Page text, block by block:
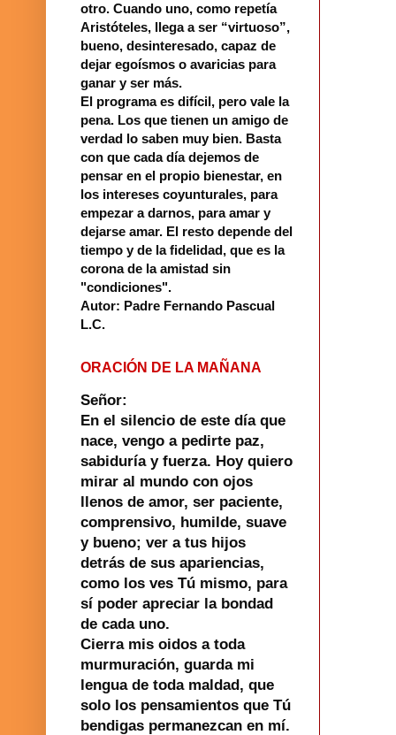
otro. Cuando uno, como repetía
Aristóteles, llega a ser “virtuoso”,
bueno, desinteresado, capaz de
dejar egoísmos o avaricias para
ganar y ser más.
El programa es difícil, pero vale la
pena. Los que tienen un amigo de
verdad lo saben muy bien. Basta
con que cada día dejemos de
pensar en el propio bienestar, en
los intereses coyunturales, para
empezar a darnos, para amar y
dejarse amar. El resto depende del
tiempo y de la fidelidad, que es la
corona de la amistad sin
"condiciones".
Autor: Padre Fernando Pascual
L.C.
ORACIÓN DE LA MAÑANA
Señor:
En el silencio de este día que
nace, vengo a pedirte paz,
sabiduría y fuerza. Hoy quiero
mirar al mundo con ojos
llenos de amor, ser paciente,
comprensivo, humilde, suave
y bueno; ver a tus hijos
detrás de sus apariencias,
como los ves Tú mismo, para
sí poder apreciar la bondad
de cada uno.
Cierra mis oidos a toda
murmuración, guarda mi
lengua de toda maldad, que
solo los pensamientos que Tú
bendigas permanezcan en mí.